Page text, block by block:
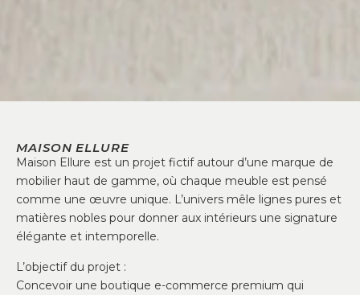
MAISON ELLURE
Maison Ellure est un projet fictif autour d’une marque de
mobilier haut de gamme, où chaque meuble est pensé
comme une œuvre unique. L’univers mêle lignes pures et
matières nobles pour donner aux intérieurs une signature
élégante et intemporelle.
L’objectif du projet :
Concevoir une boutique e-commerce premium qui